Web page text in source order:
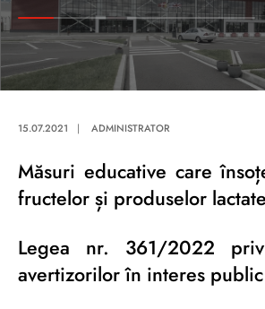
15.07.2021 | ADMINISTRATOR
Măsuri educative care
fructelor și produselor lactate
Legea nr. 361/2022
avertizorilor în interes public